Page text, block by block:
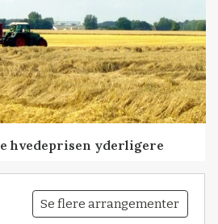
hvedeprisen yderligere
Se flere arrangementer